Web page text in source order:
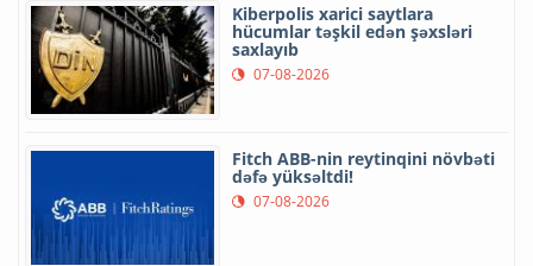
Kiberpolis xarici saytlara
hücumlar təşkil edən şəxsləri
saxlayıb
07-08-2026
Fitch ABB-nin reytinqini növbəti
dəfə yüksəltdi!
07-08-2026